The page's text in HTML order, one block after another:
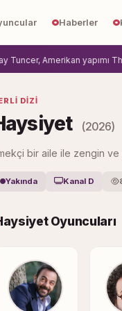
Haberler
Amerikan yapımı The
DIZI
(2026)
bir aile ile zengin ve
Yakında Kanal D
Oyuncuları